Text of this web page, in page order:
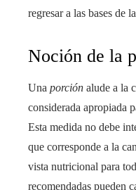
regresar a las bases de
Noción de la
Una porción alude a la
considerada apropiada
Esta medida no debe
que corresponde a la
vista nutricional para
recomendadas pueden